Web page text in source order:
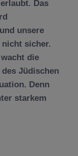
Das
unsere
nicht sicher.
die
Jüdischen
Denn
starkem